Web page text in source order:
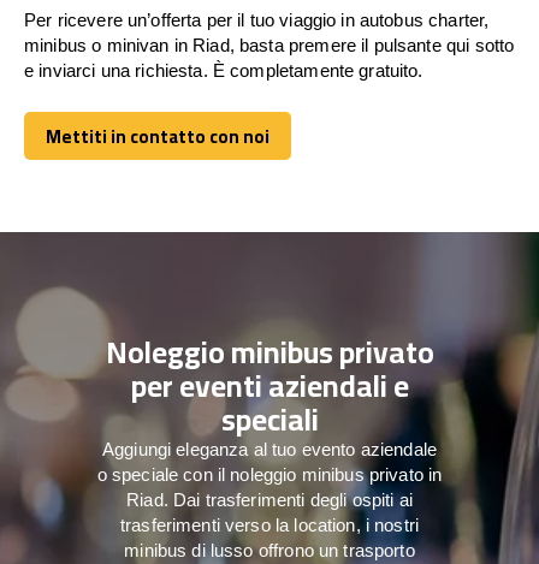
Per ricevere un’offerta per il tuo viaggio in autobus charter,
minibus o minivan in Riad, basta premere il pulsante qui sotto
e inviarci una richiesta. È completamente gratuito.
Mettiti in contatto con noi
Mettiti in contatto con noi
Noleggio minibus privato
per eventi aziendali e
speciali
Aggiungi eleganza al tuo evento aziendale
o speciale con il noleggio minibus privato in
Riad. Dai trasferimenti degli ospiti ai
trasferimenti verso la location, i nostri
minibus di lusso offrono un trasporto